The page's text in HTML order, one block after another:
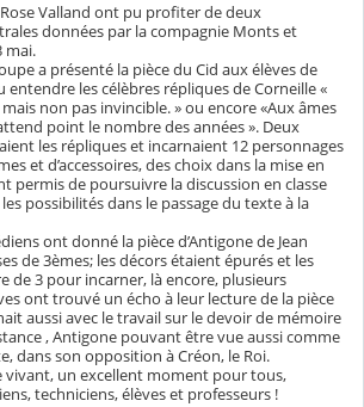
Valland ont pu profiter de deux
données par la compagnie Monts et
mai.
a présenté la pièce du Cid aux élèves de
entendre les célèbres répliques de Corneille «
non pas invincible. » ou encore «Aux âmes
point le nombre des années ». Deux
les répliques et incarnaient 12 personnages
et d’accessoires, des choix dans la mise en
permis de poursuivre la discussion en classe
possibilités dans le passage du texte à la
ont donné la pièce d’Antigone de Jean
de 3èmes; les décors étaient épurés et les
de 3 pour incarner, là encore, plusieurs
ont trouvé un écho à leur lecture de la pièce
aussi avec le travail sur le devoir de mémoire
, Antigone pouvant être vue aussi comme
dans son opposition à Créon, le Roi.
vivant, un excellent moment pour tous,
techniciens, élèves et professeurs !